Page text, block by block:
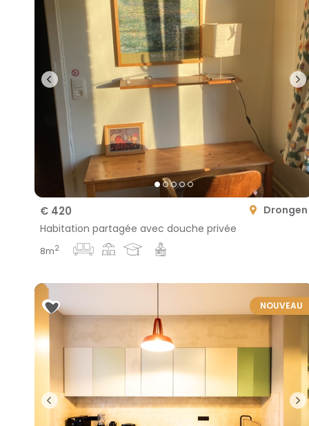
€ 420
Drongen
Habitation partagée avec douche privée
8m2
NOUVEAU